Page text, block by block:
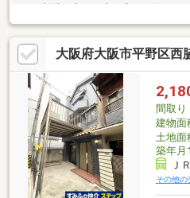
Ｋ・直射日光から車を守るビルト
上のゆとりある住空間・全居室に収
歴（2021年6月）・和室→洋室へ変
調・クロス張替 ・トイレ新調
室新調 他■周辺施設スーパー玉出
ート喜連七丁目店：約400ｍオーエ
ｍ大阪市立喜連小学校：約170ｍ大
大阪府大阪市平野区西
間取り
建物面
土地面
築年月
Ｊ
その他の